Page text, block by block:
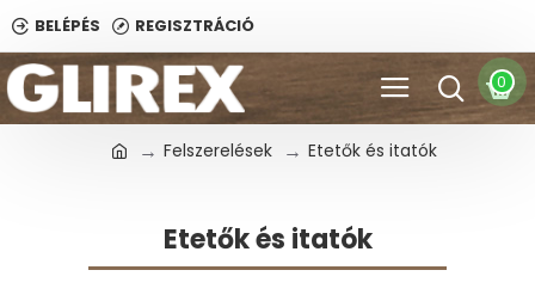
BELÉPÉS REGISZTRÁCIÓ
0
Felszerelések Etetők és itatók
Etetők és itatók